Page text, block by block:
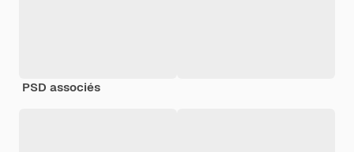
PSD associés